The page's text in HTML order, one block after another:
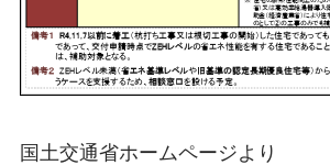
国土交通省ホームページより